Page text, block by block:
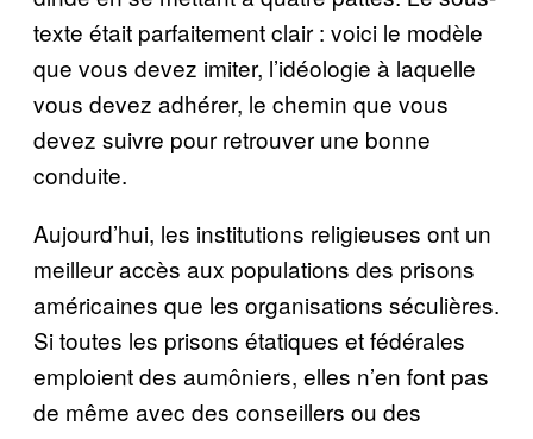
texte était parfaitement clair : voici le modèle
que vous devez imiter, l’idéologie à laquelle
vous devez adhérer, le chemin que vous
devez suivre pour retrouver une bonne
conduite.
Aujourd’hui, les institutions religieuses ont un
meilleur accès aux populations des prisons
américaines que les organisations séculières.
Si toutes les prisons étatiques et fédérales
emploient des aumôniers, elles n’en font pas
de même avec des conseillers ou des